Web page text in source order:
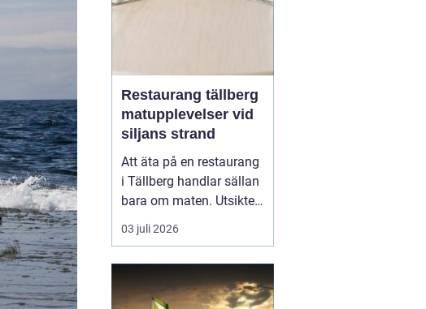
Restaurang tällberg
matupplevelser vid
siljans strand
Att äta på en restaurang
i Tällberg handlar sällan
bara om maten. Utsikten
över Siljan, de faluröda
gårdarna och den tydliga
gör varje måltid till en
helhetsupplevelse.
03 juli 2026